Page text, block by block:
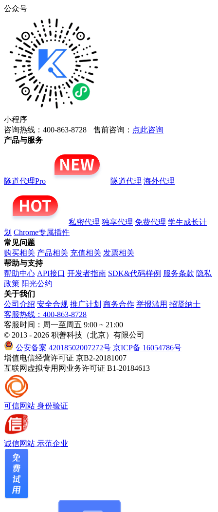
公众号
小程序
咨询热线：400-863-8728
售前咨询： 点此咨询
产品与服务
隧道代理Pro 隧道代理 海外代理
私密代理 独享代理 免费代理 学生成长计
划 Chrome专属插件
常见问题
购买相关 产品相关 充值相关 发票相关
帮助与支持
帮助中心 API接口 开发者指南 SDK&代码样例 服务条款 隐私
政策 阳光公约
关于我们
公司介绍 安全合规 推广计划 商务合作 举报滥用 招贤纳士
客服热线：400-863-8728
客服时间：周一至周五 9:00 ~ 21:00
© 2013 - 2026 积善科技（北京）有限公司
公安备案 42018502007272号 京ICP备 16054786号
增值电信经营许可证 京B2-20181007
互联网虚拟专用网业务许可证 B1-20184613
可信网站 身份验证
诚信网站 示范企业